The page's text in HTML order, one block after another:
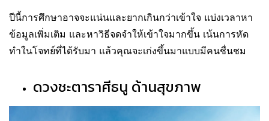
ปีนี้การศึกษาอาจจะแน่นและยากเกินกว่าเข้าใจ แบ่งเวลาหา
ข้อมูลเพิ่มเติม และหาวิธีจดจำให้เข้าใจมากขึ้น เน้นการหัด
ทำในโจทย์ที่ได้รับมา แล้วคุณจะเก่งขึ้นมาแบบมีคนชื่นชม
ดวงชะตาราศีธนู ด้านสุขภาพ